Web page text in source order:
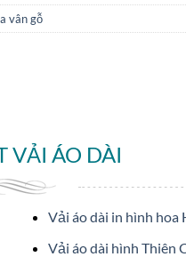
vân gỗ
VẢI ÁO DÀI
Vải áo dài in hình
Vải áo dài hình Thiên